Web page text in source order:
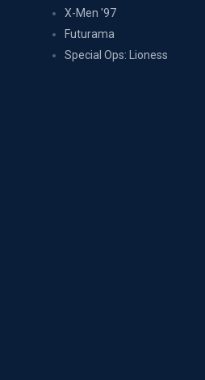
X-Men '97
Futurama
Special Ops: Lioness